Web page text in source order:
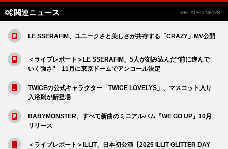
関連ニュース RELATED NEWS
LE SSERAFIM、ユニークさと美しさが共存する「CRAZY」MV公開
＜ライブレポート＞LE SSERAFIM、5人が刻み込んだ“前に進んで
いく強さ” 11月に東京ドームでアンコール決定
TWICEの公式キャラクター「TWICE LOVELYS」、マスコット入り
入浴剤が新登場
BABYMONSTER、すべて新曲のミニアルバム『WE GO UP』10月
リリース
＜ライブレポート＞ILLIT、日本初公演【2025 ILLIT GLITTER DAY